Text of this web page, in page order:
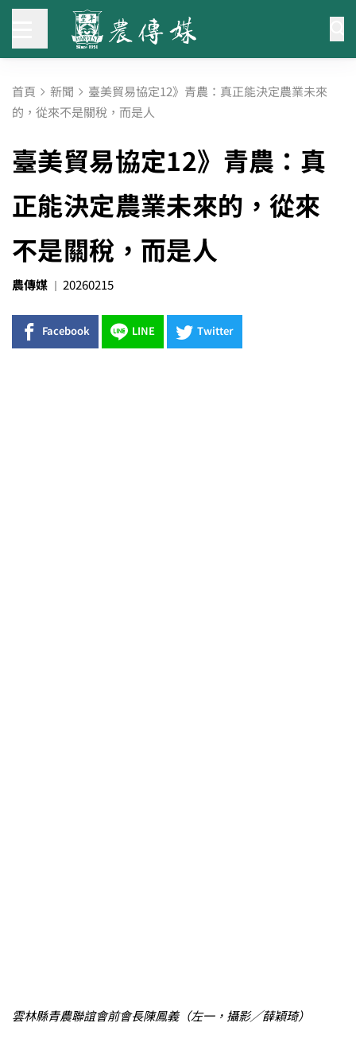
首頁 新聞 臺美貿易協定12》青農：真正能決定農業未來
的，從來不是關稅，而是人
臺美貿易協定12》青農：真
正能決定農業未來的，從來
不是關稅，而是人
農傳媒 20260215
Facebook LINE Twitter
雲林縣青農聯誼會前會長陳鳳義（左一，攝影╱薛穎琦）